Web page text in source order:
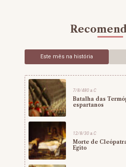
Este mês na história
7/8/480 a.C
Batalha das
espartanos
12/8/30 a.C
Morte de
Egito